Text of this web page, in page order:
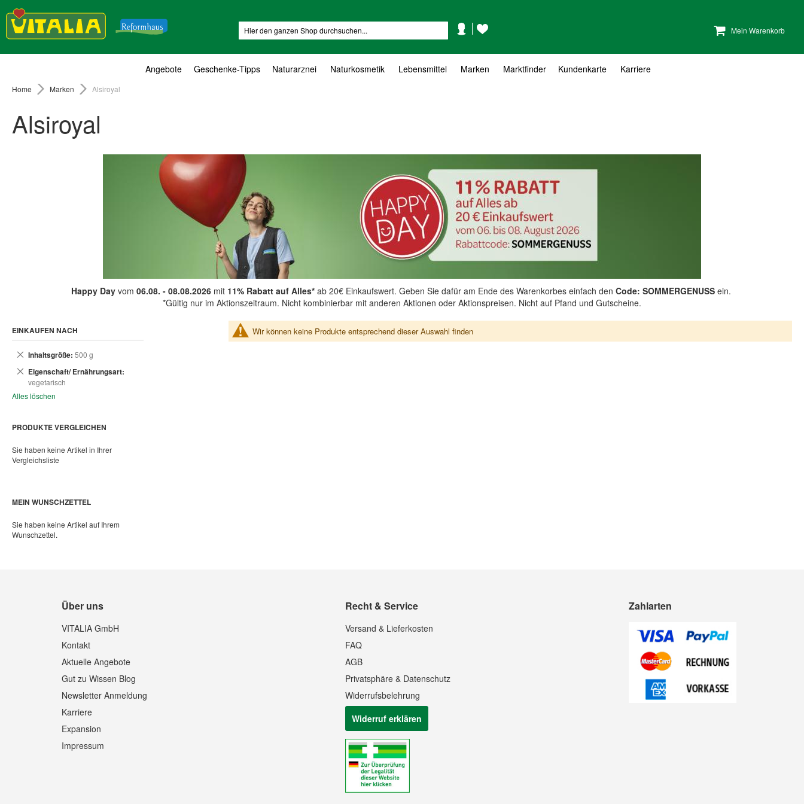
Mein Warenkorb
KontoWunschzettel
Angebote Geschenke-Tipps Naturarznei Naturkosmetik Lebensmittel Marken Marktfinder Kundenkarte Karriere
Home Marken Alsiroyal
Alsiroyal
Happy Dayvom 06.08. - 08.08.2026mit 11% Rabatt auf Alles*ab 20€ Einkaufswert. Geben Sie dafür am Ende des Warenkorbes einfach den Code: SOMMERGENUSSein.
*Gültig nur im Aktionszeitraum. Nicht kombinierbar mit anderen Aktionen oder Aktionspreisen. Nicht auf Pfand und Gutscheine.
Wir können keine Produkte entsprechend dieser Auswahl finden
EINKAUFEN NACH
Inhaltsgröße 500 g
Dies
Eigenschaft/ Ernährungsart
vegetarisch
Dies
entfernen
Alles löschen
PRODUKTE VERGLEICHEN
Sie haben keine Artikel in Ihrer
Vergleichsliste
MEIN WUNSCHZETTEL
Sie haben keine Artikel auf Ihrem
Wunschzettel.
Über uns
VITALIA GmbH
Kontakt
Aktuelle Angebote
Gut zu Wissen Blog
Newsletter Anmeldung
Karriere
Expansion
Impressum
Recht & Service
Versand & Lieferkosten
FAQ
AGB
Privatsphäre & Datenschutz
Widerrufsbelehrung
Widerruf erklären
Zahlarten